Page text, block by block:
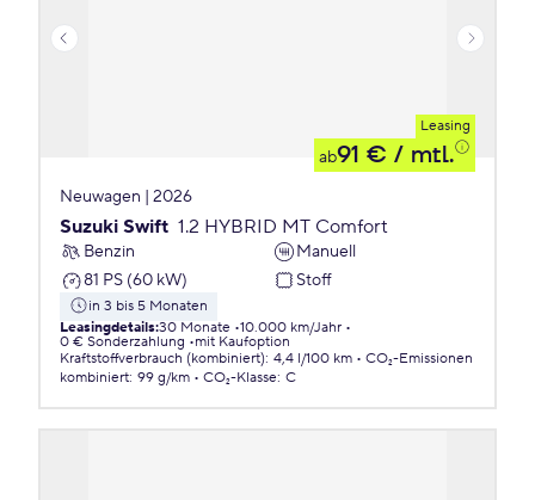
Leasing
ab91 € / mtl.
Neuwagen | 2026
Suzuki Swift 1.2 HYBRID MT Comfort
Benzin
Manuell
81 PS (60 kW)
Stoff
in 3 bis 5 Monaten
Leasingdetails:30 Monate 10.000 km/Jahr
0 € Sonderzahlung
mit Kaufoption
Kraftstoffverbrauch (kombiniert): 4,4 l/100 km
CO₂-Emissionen
kombiniert: 99 g/km CO₂-Klasse: C